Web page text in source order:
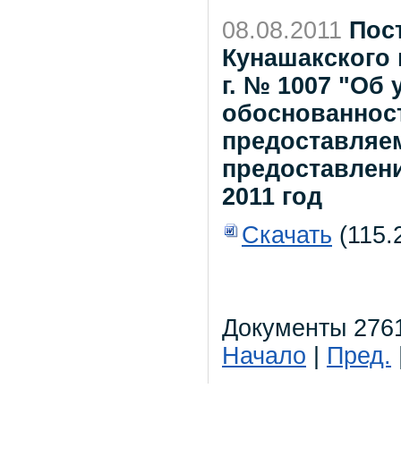
08.08.2011
Кунашакского
г. № 1007 "Об
2011 год
Скачать
Документы
Начало
Пред.